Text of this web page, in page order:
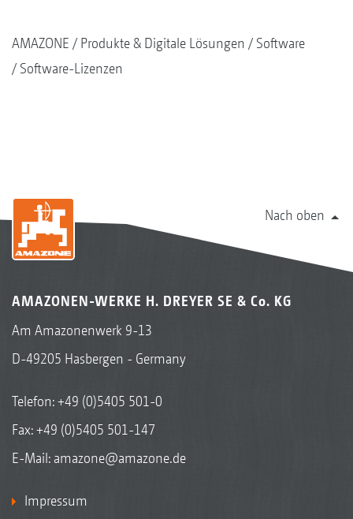
AMAZONE Produkte & Digitale Lösungen
Software
Software-Lizenzen
Nach oben
AMAZONEN-WERKE H. DREYER SE & Co. KG
Am Amazonenwerk 9-13
D-49205 Hasbergen - Germany
Telefon:+49 (0)5405 501-0
Fax: +49 (0)5405 501-147
E-Mail: amazone@amazone.de
Impressum